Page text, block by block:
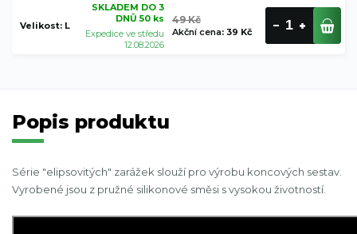
Velikost: L
SKLADEM DO 3
DNŮ 50 ks
Expedice ve středu
12.08.2026
49 Kč
Akční cena: 39 Kč
Popis produktu
Série "elipsovitých" zarážek slouží pro výrobu koncových sestav.
Vyrobené jsou z pružné silikonové směsi s vysokou životností.